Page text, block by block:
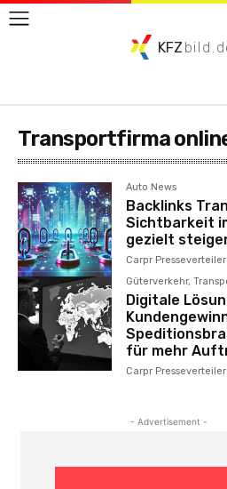
KFZ
Transportfirma
Auto News
Backlinks
Sichtbarkeit
gezielt
Carpr Presseverteiler
Güterverkehr,
Digitale
für mehr
Carpr Presseverteiler
- Advertisement -